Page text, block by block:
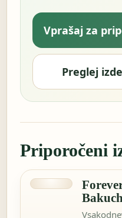
Vprašaj za
Preglej
Priporočeni